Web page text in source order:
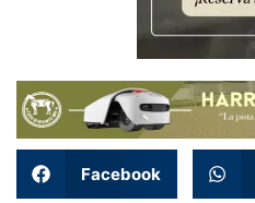
Facebook